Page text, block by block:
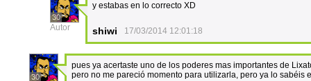
30
Autor
y estabas en lo correcto XD
shiwi 17/03/2014 12:01:18
30
pues ya acertaste uno de los poderes mas importantes de
pero no me pareció momento para utilizarla, pero ya lo sabéis